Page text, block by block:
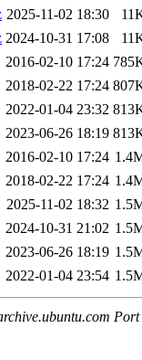
2025-11-02 18:30
2024-10-31 17:08
2016-02-10 17:24
2018-02-22 17:24
2022-01-04 23:32
2023-06-26 18:19
2016-02-10 17:24
2018-02-22 17:24
2025-11-02 18:32
2024-10-31 21:02
2023-06-26 18:19
2022-01-04 23:54
Port